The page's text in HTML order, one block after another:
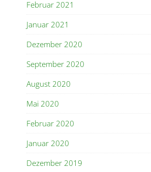
Februar 2021
Januar 2021
Dezember 2020
September 2020
August 2020
Mai 2020
Februar 2020
Januar 2020
Dezember 2019